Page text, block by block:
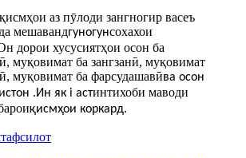
аз пӯлоди зангногир васеъ
мешавандгуногунсохахои
дорои хусусиятҳои осон ба
муқовимат ба зангзанӣ, муқовимат
муқовимат ба фарсудашавӣва осон
.Ин як i астинтихоби маводи
қисмҳои коркард.
тафсилот